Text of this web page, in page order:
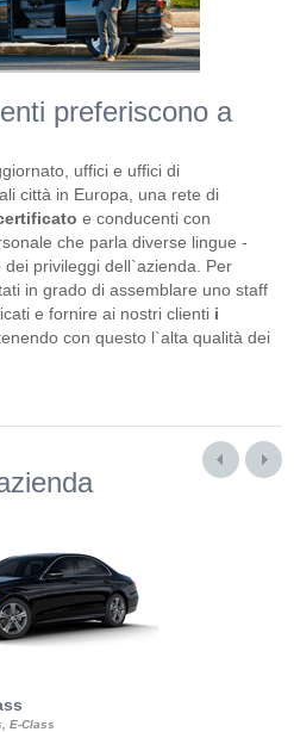
preferiscono a
uffici e uffici di
città in Europa, una rete di
e conducenti con
che parla diverse lingue -
privileggi dell`azienda. Per
in grado di assemblare uno staff
e fornire ai nostri clienti i
con questo l`alta qualità dei
E-Class